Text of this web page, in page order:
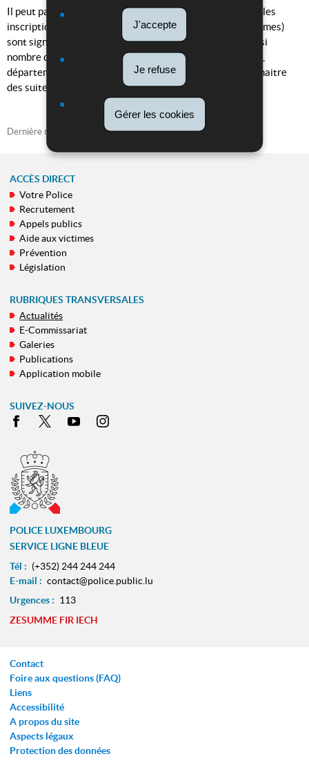
J'accepte
Je refuse
Gérer les cookies
Il peut par ailleurs être relevé que des irrégularités dans les
inscriptions au RBE (inscriptions inexactes ou non conformes)
sont signalées et peuvent donner lieu à une enquête. Ainsi
nombre d’enquêtes ont été réalisées de ce chef par le SPJ,
département Eco/Fin, les faits étant susceptibles de connaitre
des suites judiciaires.
Dernière mise à jour 13/09/2024
MENU
DE
NAVIGATION
ACCÈS DIRECT
Votre Police
Recrutement
Appels publics
Aide aux victimes
Prévention
Législation
RUBRIQUES TRANSVERSALES
Actualités
E-Commissariat
Galeries
Publications
Application mobile
SUIVEZ-NOUS
Facebook
X Youtube
POLICE LUXEMBOURG
SERVICE LIGNE BLEUE
Tél : (+352) 244 244 244
E-mail : contact@police.public.lu
Urgences : 113
ZESUMME FIR IECH
Contact
Foire aux questions (FAQ)
Liens
Accessibilité
A propos du site
Aspects légaux
Protection des données